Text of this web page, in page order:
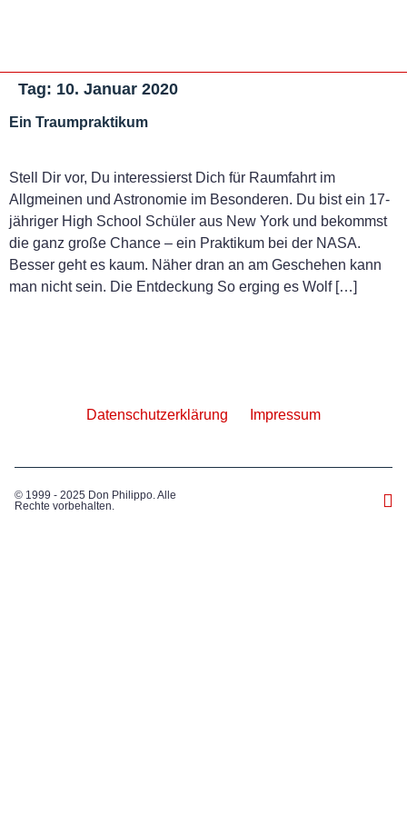
Tag: 10. Januar 2020
Ein Traumpraktikum
Stell Dir vor, Du interessierst Dich für Raumfahrt im
Allgmeinen und Astronomie im Besonderen. Du bist ein 17-
jähriger High School Schüler aus New York und bekommst
die ganz große Chance – ein Praktikum bei der NASA.
Besser geht es kaum. Näher dran an am Geschehen kann
man nicht sein. Die Entdeckung So erging es Wolf […]
Datenschutzerklärung Impressum
© 1999 - 2025 Don Philippo. Alle
Rechte vorbehalten.